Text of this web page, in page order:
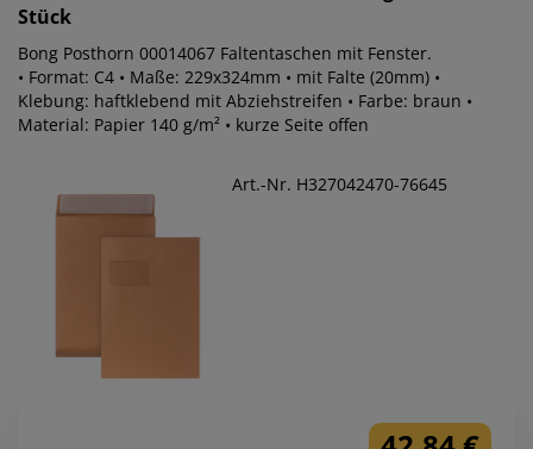
Stück
Bong Posthorn 00014067 Faltentaschen mit Fenster.
• Format: C4 • Maße: 229x324mm • mit Falte (20mm) •
Klebung: haftklebend mit Abziehstreifen • Farbe: braun •
Material: Papier 140 g/m² • kurze Seite offen
Art.-Nr. H327042470-76645